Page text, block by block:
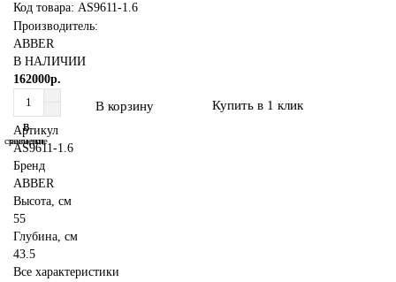
Код товара: AS9611-1.6
Производитель:
ABBER
В НАЛИЧИИ
162000р.
В корзину Купить в 1 клик
В
закладки
В
сравнение
Артикул
AS9611-1.6
Бренд
ABBER
Высота, см
55
Глубина, см
43.5
Все характеристики